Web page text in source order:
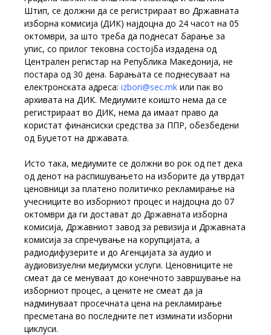
Штип, се должни да се регистрираат во Државната
изборна комисија (ДИК) најдоцна до 24 часот на 05
октомври, за што треба да поднесат барање за
упис, со прилог тековна состојба издадена од
Централен регистар на Република Македонија, не
постара од 30 дена. Барањата се поднесуваат на
електронската адреса: izbori@sec.mk или пак во
архивата на ДИК. Медиумите коишто нема да се
регистрираат во ДИК, нема да имаат право да
користат финансиски средства за ППР, обезбедени
од Буџетот на државата.
Исто така, медиумите се должни во рок од пет дека
од денот на распишувањето на изборите да утврдат
ценовници за платено политичко рекламирање на
учесниците во изборниот процес и најдоцна до 07
октомври да ги достават до Државната изборна
комисија, Државниот завод за ревизија и Државната
комисија за спречување на корупцијата, а
радиодифузерите и до Агенцијата за аудио и
аудиовизуелни медиумски услуги. Ценовниците не
смеат да се менуваат до конечното завршување на
изборниот процес, а цените не смеат да ја
надминуваат просечната цена на рекламирање
пресметана во последните пет изминати изборни
циклуси.